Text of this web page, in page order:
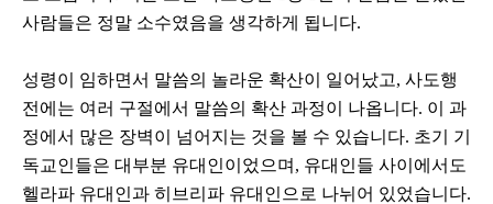
사람들은 정말 소수였음을 생각하게 됩니다.
성령이 임하면서 말씀의 놀라운 확산이 일어났고, 사도행
전에는 여러 구절에서 말씀의 확산 과정이 나옵니다. 이 과
정에서 많은 장벽이 넘어지는 것을 볼 수 있습니다. 초기 기
독교인들은 대부분 유대인이었으며, 유대인들 사이에서도
헬라파 유대인과 히브리파 유대인으로 나뉘어 있었습니다.